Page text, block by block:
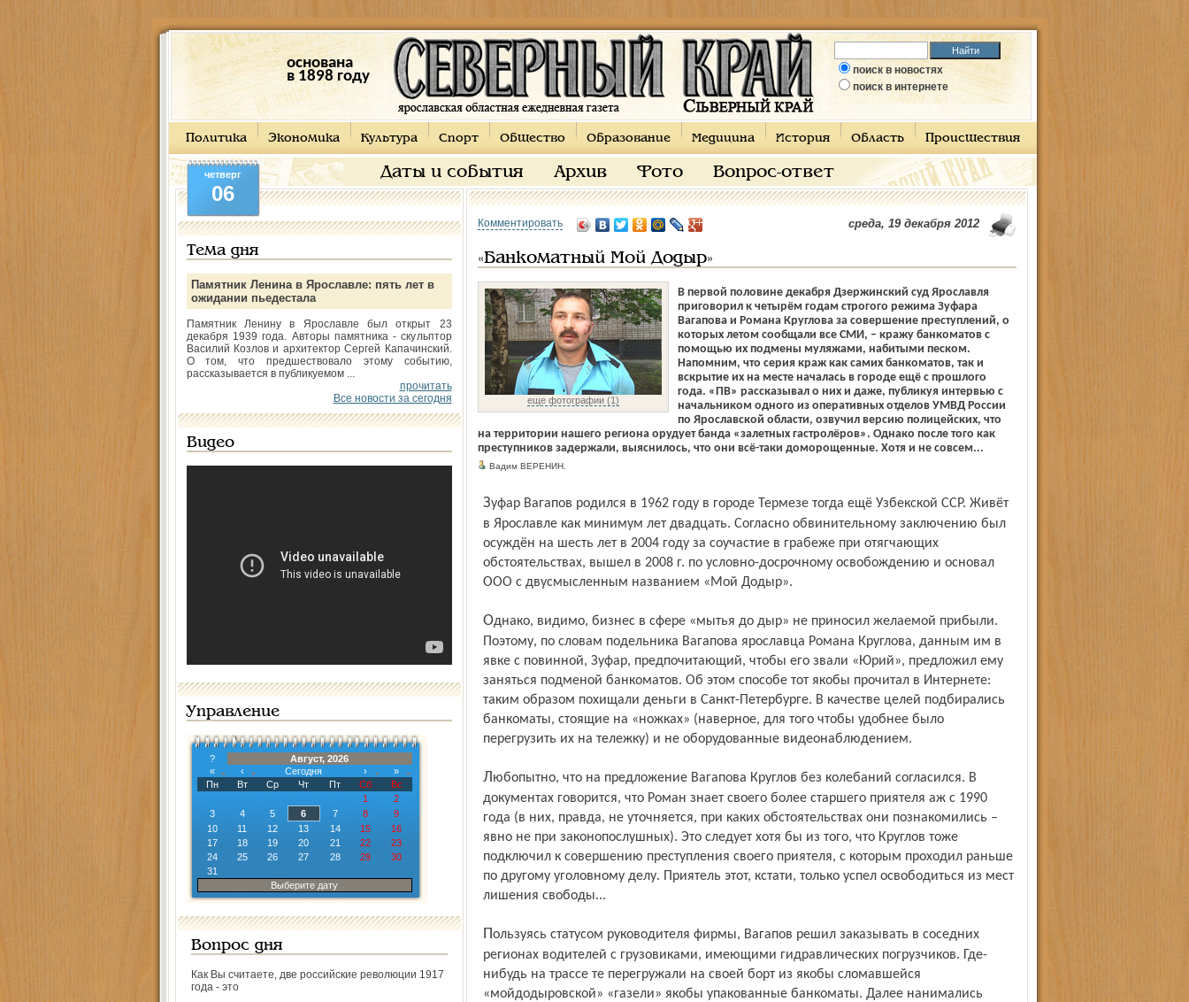
основана
в 1898 году
поиск в новостях
поиск в интернете
Политика Экономика Культура Спорт Общество Образование Медицина История Область Происшествия
Даты и события Архив Фото Вопрос-ответ
четверг
06
Тема дня
Памятник Ленина в Ярославле: пять лет в
ожидании пьедестала
Памятник Ленину в Ярославле был открыт 23
декабря 1939 года. Авторы памятника - скульптор
Василий Козлов и архитектор Сергей Капачинский.
О том, что предшествовало этому событию,
рассказывается в публикуемом ...
прочитать
Все новости за сегодня
Видео
Управление
?
Август, 2026
«
‹ Сегодня ›
»
Пн
Вт Ср Чт Пт Сб
Вс
1
2
3
4 5 6 7 8
9
10
11 12 13 14 15
16
17
18 19 20 21 22
23
24
25 26 27 28 29
30
31
Выберите дату
Вопрос дня
Как Вы считаете, две российские революции 1917
года - это
Комментировать среда, 19 декабря 2012
«Банкоматный Мой Додыр»
еще фотографии (1)
В первой половине декабря Дзержинский суд Ярославля
приговорил к четырём годам строгого режима Зуфара
Вагапова и Романа Круглова за совершение преступлений, о
которых летом сообщали все СМИ, – кражу банкоматов с
помощью их подмены муляжами, набитыми песком.
Напомним, что серия краж как самих банкоматов, так и
вскрытие их на месте началась в городе ещё с прошлого
года. «ПВ» рассказывал о них и даже, публикуя интервью с
начальником одного из оперативных отделов УМВД России
по Ярославской области, озвучил версию полицейских, что
на территории нашего региона орудует банда «залетных гастролёров». Однако после того как
преступников задержали, выяснилось, что они всё-таки доморощенные. Хотя и не совсем...
Вадим ВЕРЕНИН.
Зуфар Вагапов родился в 1962 году в городе Термезе тогда ещё Узбекской ССР. Живёт
в Ярославле как минимум лет двадцать. Согласно обвинительному заключению был
осуждён на шесть лет в 2004 году за соучастие в грабеже при отягчающих
обстоятельствах, вышел в 2008 г. по условно-досрочному освобождению и основал
ООО с двусмысленным названием «Мой Додыр».
Однако, видимо, бизнес в сфере «мытья до дыр» не приносил желаемой прибыли.
Поэтому, по словам подельника Вагапова ярославца Романа Круглова, данным им в
явке с повинной, Зуфар, предпочитающий, чтобы его звали «Юрий», предложил ему
заняться подменой банкоматов. Об этом способе тот якобы прочитал в Интернете:
таким образом похищали деньги в Санкт-Петербурге. В качестве целей подбирались
банкоматы, стоящие на «ножках» (наверное, для того чтобы удобнее было
перегрузить их на тележку) и не оборудованные видеонаблюдением.
Любопытно, что на предложение Вагапова Круглов без колебаний согласился. В
документах говорится, что Роман знает своего более старшего приятеля аж с 1990
года (в них, правда, не уточняется, при каких обстоятельствах они познакомились –
явно не при законопослушных). Это следует хотя бы из того, что Круглов тоже
подключил к совершению преступления своего приятеля, с которым проходил раньше
по другому уголовному делу. Приятель этот, кстати, только успел освободиться из мест
лишения свободы...
Пользуясь статусом руководителя фирмы, Вагапов решил заказывать в соседних
регионах водителей с грузовиками, имеющими гидравлических погрузчиков. Где-
нибудь на трассе те перегружали на своей борт из якобы сломавшейся
«мойдодыровской» «газели» якобы упакованные банкоматы. Далее нанимались